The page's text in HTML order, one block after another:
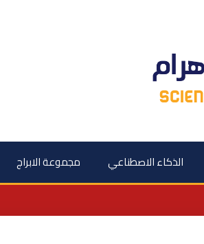
مجموعة الابراج الذكاء الاصطناعي